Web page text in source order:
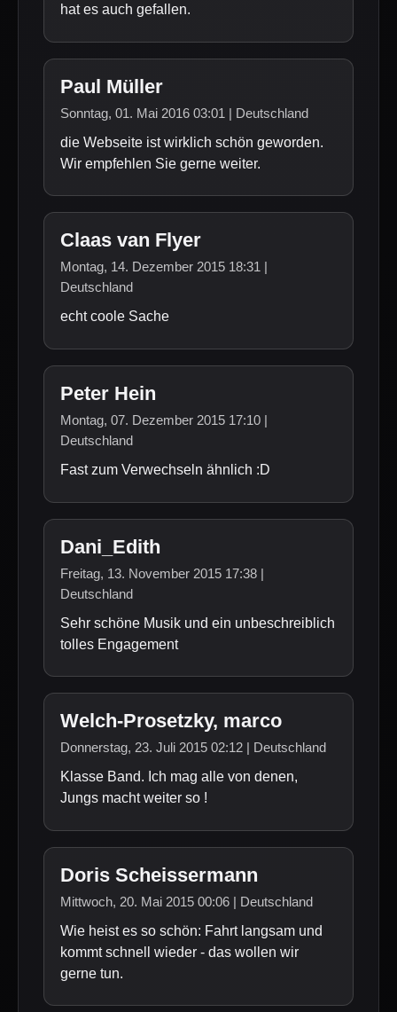
hat es auch gefallen.
Paul Müller
Sonntag, 01. Mai 2016 03:01 | Deutschland
die Webseite ist wirklich schön geworden.
Wir empfehlen Sie gerne weiter.
Claas van Flyer
Montag, 14. Dezember 2015 18:31 |
Deutschland
echt coole Sache
Peter Hein
Montag, 07. Dezember 2015 17:10 |
Deutschland
Fast zum Verwechseln ähnlich :D
Dani_Edith
Freitag, 13. November 2015 17:38 |
Deutschland
Sehr schöne Musik und ein unbeschreiblich
tolles Engagement
Welch-Prosetzky, marco
Donnerstag, 23. Juli 2015 02:12 | Deutschland
Klasse Band. Ich mag alle von denen,
Jungs macht weiter so !
Doris Scheissermann
Mittwoch, 20. Mai 2015 00:06 | Deutschland
Wie heist es so schön: Fahrt langsam und
kommt schnell wieder - das wollen wir
gerne tun.